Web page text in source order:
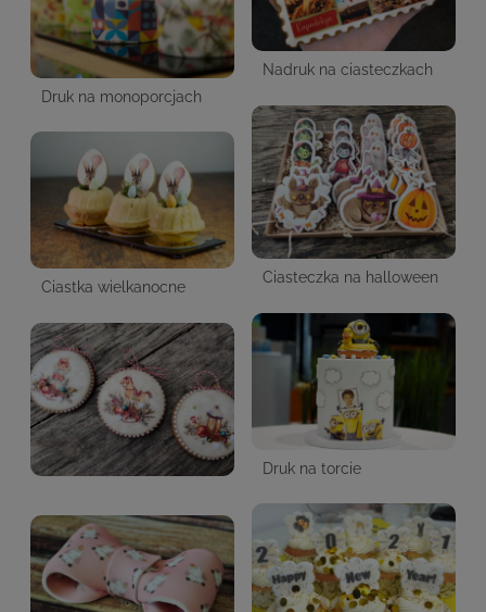
Nadruk na ciasteczkach
Druk na monoporcjach
Ciasteczka na halloween
Ciastka wielkanocne
Druk na torcie